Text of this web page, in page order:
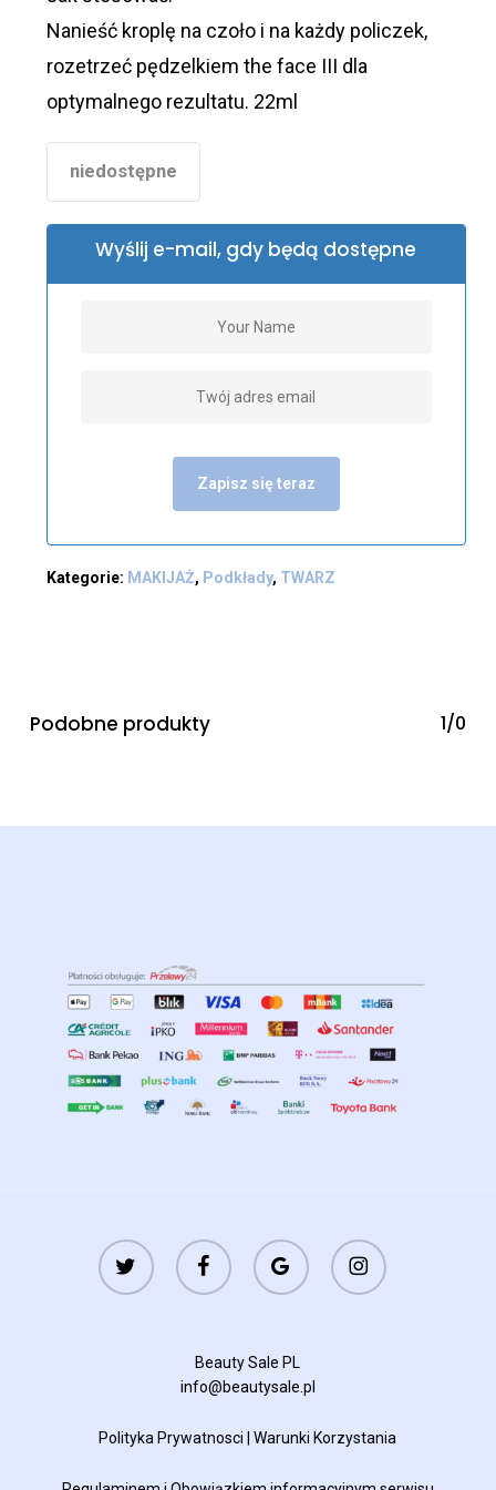
Nanieść kroplę na czoło i na każdy policzek,
rozetrzeć pędzelkiem the face III dla
optymalnego rezultatu. 22ml
niedostępne
Wyślij e-mail, gdy będą dostępne
Zapisz się teraz
Kategorie: MAKIJAŻ, Podkłady, TWARZ
Podobne produkty 1/0
twitter facebook
google-
plus
instagram
Beauty Sale PL
info@beautysale.pl
Polityka Prywatnosci |Warunki Korzystania